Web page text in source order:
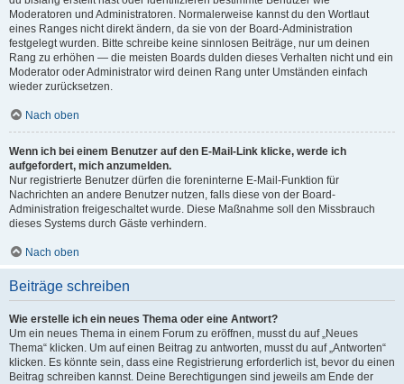
Moderatoren und Administratoren. Normalerweise kannst du den Wortlaut
eines Ranges nicht direkt ändern, da sie von der Board-Administration
festgelegt wurden. Bitte schreibe keine sinnlosen Beiträge, nur um deinen
Rang zu erhöhen — die meisten Boards dulden dieses Verhalten nicht und ein
Moderator oder Administrator wird deinen Rang unter Umständen einfach
wieder zurücksetzen.
Nach oben
Wenn ich bei einem Benutzer auf den E-Mail-Link klicke, werde ich
aufgefordert, mich anzumelden.
Nur registrierte Benutzer dürfen die foreninterne E-Mail-Funktion für
Nachrichten an andere Benutzer nutzen, falls diese von der Board-
Administration freigeschaltet wurde. Diese Maßnahme soll den Missbrauch
dieses Systems durch Gäste verhindern.
Nach oben
Beiträge schreiben
Wie erstelle ich ein neues Thema oder eine Antwort?
Um ein neues Thema in einem Forum zu eröffnen, musst du auf „Neues
Thema“ klicken. Um auf einen Beitrag zu antworten, musst du auf „Antworten“
klicken. Es könnte sein, dass eine Registrierung erforderlich ist, bevor du einen
Beitrag schreiben kannst. Deine Berechtigungen sind jeweils am Ende der